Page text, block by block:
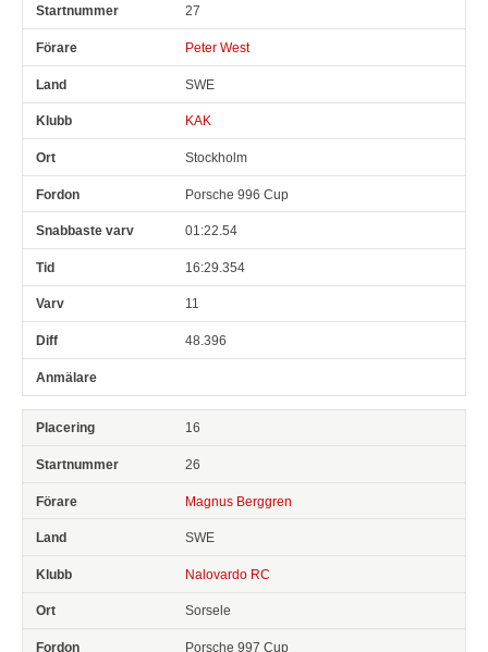
27
Peter West
SWE
KAK
Stockholm
Porsche 996 Cup
01:22.54
16:29.354
11
48.396
16
26
Magnus Berggren
SWE
Nalovardo RC
Sorsele
Porsche 997 Cup